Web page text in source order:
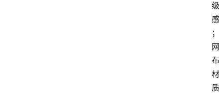
级
感
；
网
布
材
质